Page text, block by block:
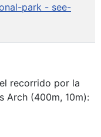
park - see-
recorrido por la
Arch (400m, 10m):